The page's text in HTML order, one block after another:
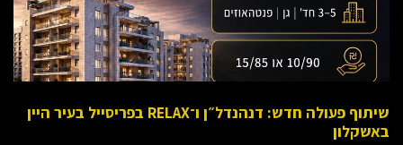
שיתוף פעולה חדש: דנהנדל״ן ו־RELAX בפריסייל בעיר היין
באשקלון